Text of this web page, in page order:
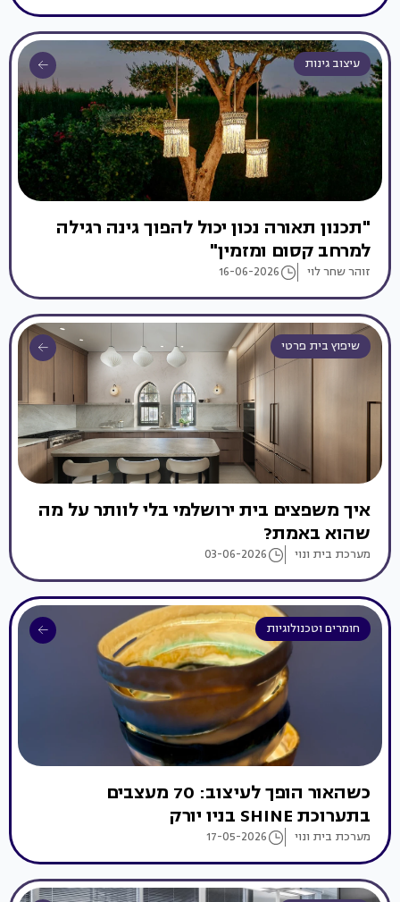
עיצוב גינות
"תכנון תאורה נכון יכול להפוך גינה רגילה
למרחב קסום ומזמין"
זוהר שחר לוי 16-06-2026
שיפוץ בית פרטי
איך משפצים בית ירושלמי בלי לוותר על מה
שהוא באמת?
מערכת בית ונוי 03-06-2026
חומרים וטכנולוגיות
כשהאור הופך לעיצוב: 70 מעצבים
בתערוכת SHINE בניו יורק
מערכת בית ונוי 17-05-2026